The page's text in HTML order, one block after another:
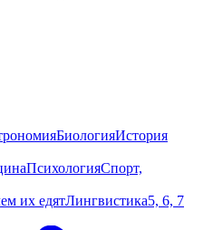
БиологияИстория
ПсихологияСпорт,
их едятЛингвистика5, 6, 7